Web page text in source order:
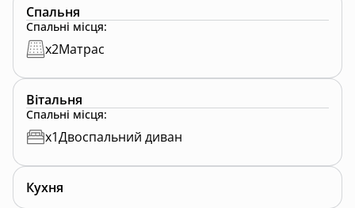
Спальня
Спальні місця:
x2Матрас
Вітальня
Спальні місця:
x1Двоспальний диван
Кухня